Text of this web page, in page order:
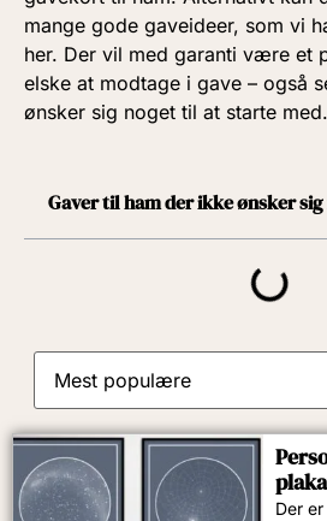
mange gode gaveideer, som vi
her. Der vil med garanti være et
elske at modtage i gave – også
ønsker sig noget til at starte med.
Gaver til ham der ikke ønsker
Der